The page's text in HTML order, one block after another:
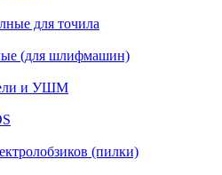
для точила
(для шлифмашин)
и УШМ
(пилки)